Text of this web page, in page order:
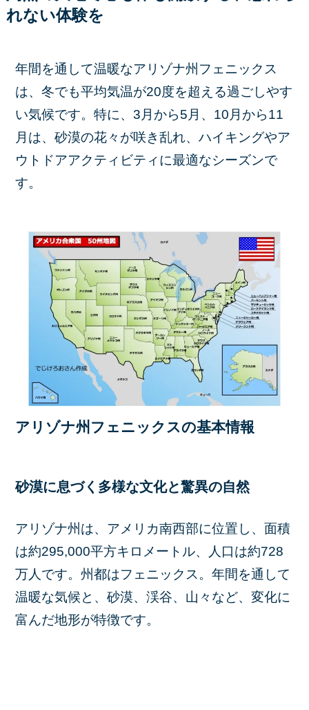
れない体験を
年間を通して温暖なアリゾナ州フェニックス
は、冬でも平均気温が20度を超える過ごしやす
い気候です。特に、3月から5月、10月から11
月は、砂漠の花々が咲き乱れ、ハイキングやア
ウトドアアクティビティに最適なシーズンで
す。
アリゾナ州フェニックスの基本情報
砂漠に息づく多様な文化と驚異の自然
アリゾナ州は、アメリカ南西部に位置し、面積
は約295,000平方キロメートル、人口は約728
万人です。州都はフェニックス。年間を通して
温暖な気候と、砂漠、渓谷、山々など、変化に
富んだ地形が特徴です。